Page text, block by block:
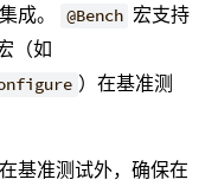
成。 @Bench 宏支持
（如
）在基准测
基准测试外，确保在